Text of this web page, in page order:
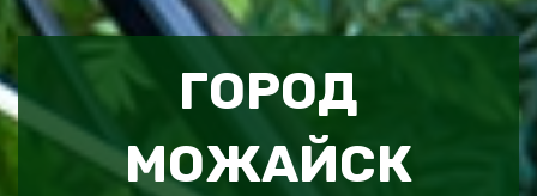
ГОРОД
МОЖАЙСК